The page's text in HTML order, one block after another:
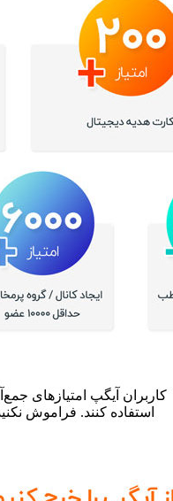
کاربران آیگپ امتیازهای
استفاده کنند. فراموش